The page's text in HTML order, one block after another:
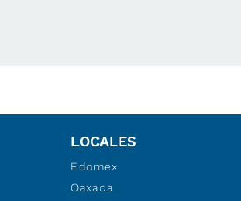
LOCALES
Edomex
Oaxaca